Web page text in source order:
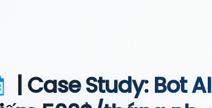
| Case Study: Bot